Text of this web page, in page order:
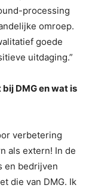
processing
omroep.
goede
uitdaging.”
DMG en wat is
verbetering
als extern! In de
en bedrijven
die van DMG. Ik